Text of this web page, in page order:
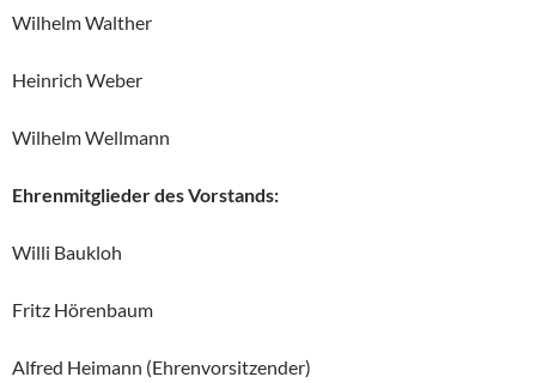
Wilhelm Walther
Heinrich Weber
Wilhelm Wellmann
Ehrenmitglieder des Vorstands:
Willi Baukloh
Fritz Hörenbaum
Alfred Heimann (Ehrenvorsitzender)